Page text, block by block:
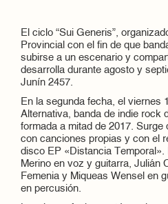
El ciclo “Sui Generis”,
Provincial con el fin de que
subirse a un escenario y
desarrolla durante agosto y
Junín 2457.
En la segunda fecha, el viernes
Alternativa, banda de indie rock
formada a mitad de 2017. Surge
con canciones propias y con el
disco EP «Distancia Temporal».
Merino en voz y guitarra, Julián
Femenia y Miqueas Wensel en
en percusión.